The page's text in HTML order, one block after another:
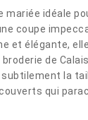
mariée idéale
coupe
et élégante,
de
la
qui